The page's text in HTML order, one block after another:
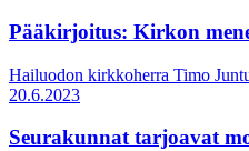
Pääkirjoitus: Kirkon
Hailuodon kirkkoherra Timo
20.6.2023
Seurakunnat tarjoavat